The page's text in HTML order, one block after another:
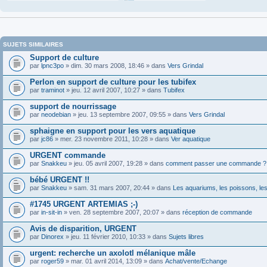
SUJETS SIMILAIRES
Support de culture
par lpnc3po » dim. 30 mars 2008, 18:46 » dans Vers Grindal
Perlon en support de culture pour les tubifex
par traminot » jeu. 12 avril 2007, 10:27 » dans Tubifex
support de nourrissage
par neodebian » jeu. 13 septembre 2007, 09:55 » dans Vers Grindal
sphaigne en support pour les vers aquatique
par jc86 » mer. 23 novembre 2011, 10:28 » dans Ver aquatique
URGENT commande
par Snakkeu » jeu. 05 avril 2007, 19:28 » dans comment passer une commande ?
bébé URGENT !!
par Snakkeu » sam. 31 mars 2007, 20:44 » dans Les aquariums, les poissons,
#1745 URGENT ARTEMIAS ;-)
par in-sit-in » ven. 28 septembre 2007, 20:07 » dans réception de commande
Avis de disparition, URGENT
par Dinorex » jeu. 11 février 2010, 10:33 » dans Sujets libres
urgent: recherche un axolotl mélanique mâle
par roger59 » mar. 01 avril 2014, 13:09 » dans Achat/vente/Echange